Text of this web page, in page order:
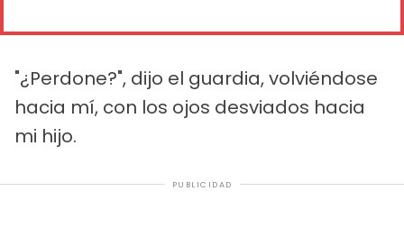
"¿Perdone?", dijo el guardia, volviéndose
hacia mí, con los ojos desviados hacia
mi hijo.
PUBLICIDAD